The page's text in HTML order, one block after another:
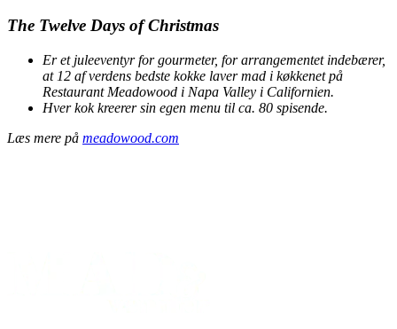
The Twelve Days of Christmas
Er et juleeventyr for gourmeter, for arrangementet indebærer,
at 12 af verdens bedste kokke laver mad i køkkenet på
Restaurant Meadowood i Napa Valley i Californien.
Hver kok kreerer sin egen menu til ca. 80 spisende.
Læs mere på meadowood.com